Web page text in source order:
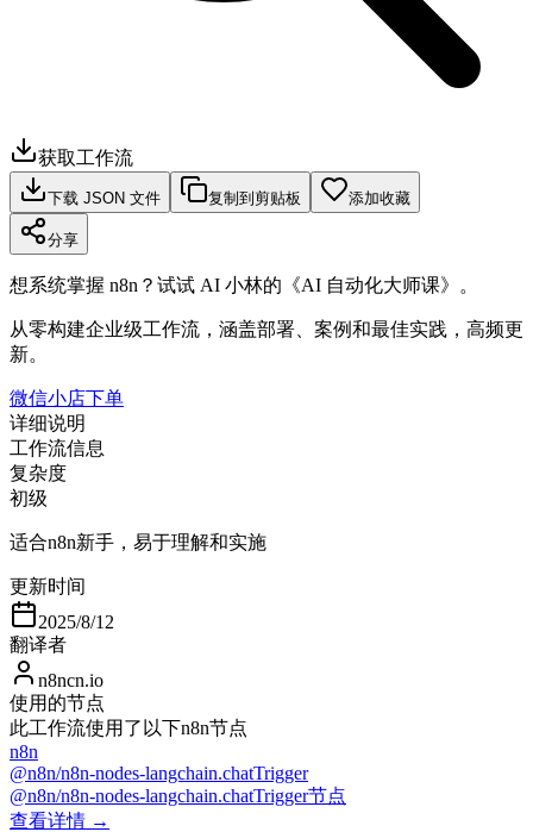
获取工作流
下载 JSON 文件 复制到剪贴板 添加收藏
分享
想系统掌握 n8n？试试 AI 小林的《AI 自动化大师课》。
从零构建企业级工作流，涵盖部署、案例和最佳实践，高频更
新。
微信小店下单
详细说明
工作流信息
复杂度
初级
适合n8n新手，易于理解和实施
更新时间
2025/8/12
翻译者
n8ncn.io
使用的节点
此工作流使用了以下n8n节点
n8n
@n8n/n8n-nodes-langchain.chatTrigger
@n8n/n8n-nodes-langchain.chatTrigger节点
查看详情 →